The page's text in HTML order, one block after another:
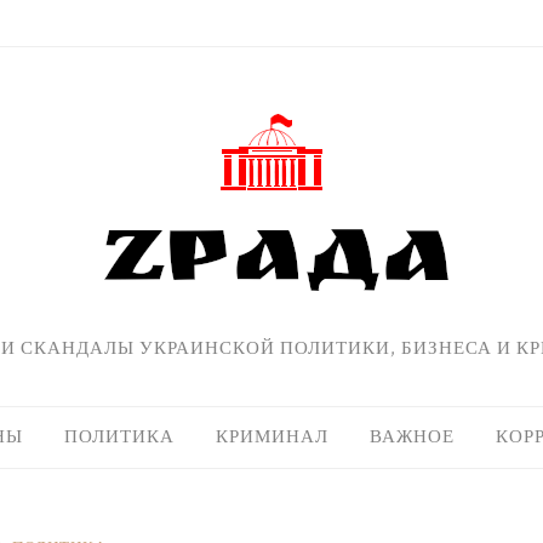
СКАНДАЛЫ УКРАИНСКОЙ ПОЛИТИКИ, БИЗНЕСА И
ПОЛИТИКА КРИМИНАЛ ВАЖНОЕ